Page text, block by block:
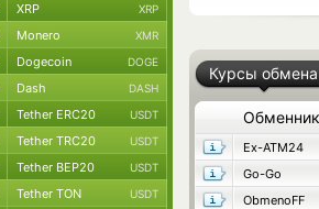
Курсы обмена
Обменник
Ex-ATM24
Go-Go
ObmenoFF
XRP XRP
Monero XMR
Dogecoin DOGE
Dash DASH
Tether ERC20 USDT
Tether TRC20 USDT
Tether BEP20 USDT
Tether TON USDT